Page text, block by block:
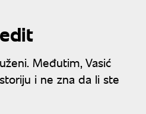
Međutim, Vasić
i ne zna da li ste